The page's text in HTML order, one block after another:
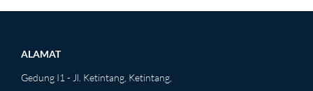
ALAMAT
Gedung I1 - Jl. Ketintang, Ketintang,